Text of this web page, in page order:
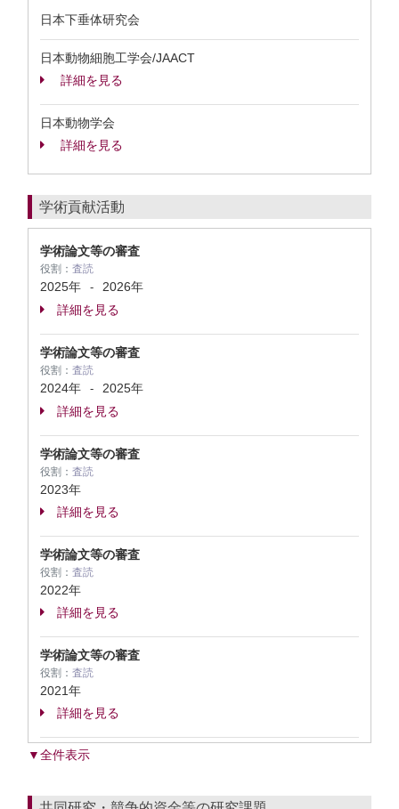
日本下垂体研究会
日本動物細胞工学会/JAACT
詳細を見る
日本動物学会
詳細を見る
学術貢献活動
学術論文等の審査
役割： 査読
2025年 -
2026年
詳細を見る
学術論文等の審査
役割： 査読
2024年 -
2025年
詳細を見る
学術論文等の審査
役割： 査読
2023年
詳細を見る
学術論文等の審査
役割： 査読
2022年
詳細を見る
学術論文等の審査
役割： 査読
2021年
詳細を見る
▼全件表示